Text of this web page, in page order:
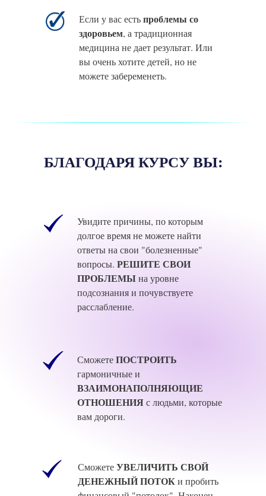
Если у вас естьпроблемы со
здоровьем, а традиционная
медицина не дает результат. Или
вы очень хотите детей, но не
можете забеременеть.
БЛАГОДАРЯ КУРСУ ВЫ:
Увидите причины, по которым
долгое время не можете найти
ответы на свои "болезненные"
вопросы. РЕШИТЕ СВОИ
ПРОБЛЕМЫна уровне
подсознания и почувствуете
расслабление.
СможетеПОСТРОИТЬ
гармоничные и
ВЗАИМОНАПОЛНЯЮЩИЕ
ОТНОШЕНИЯс людьми, которые
вам дороги.
СможетеУВЕЛИЧИТЬ СВОЙ
ДЕНЕЖНЫЙ ПОТОКи пробить